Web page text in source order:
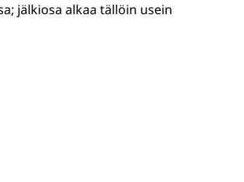
jälkiosa alkaa tällöin usein